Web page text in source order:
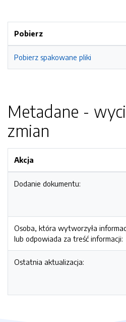
Pobierz
Pobierz spakowane pliki
Metadane -
zmian
Akcja
Dodanie dokumentu:
Osoba, która wytworzyła
lub odpowiada za treść informacji:
Ostatnia aktualizacja: